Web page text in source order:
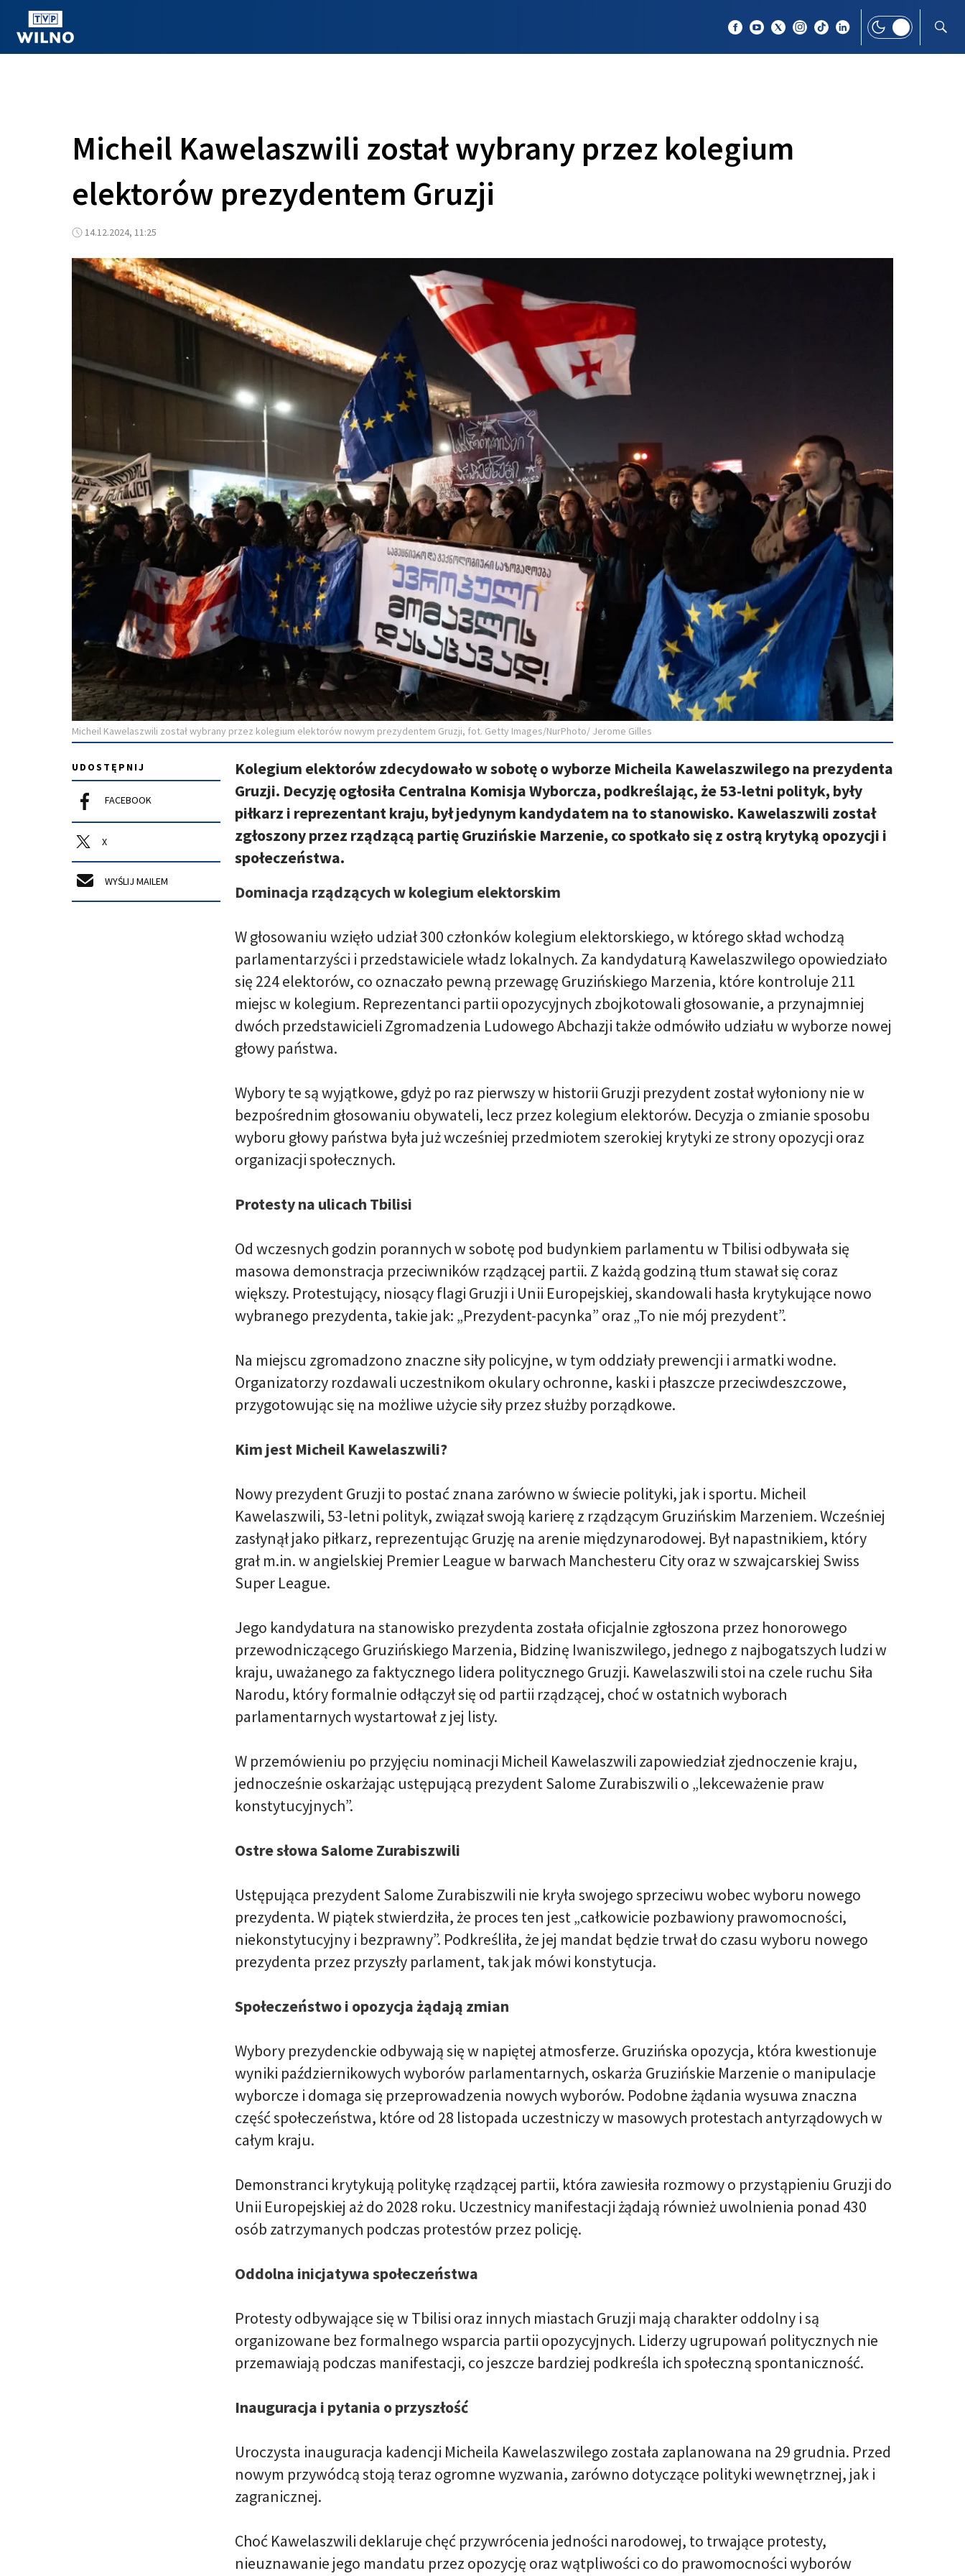
Micheil Kawelaszwili został wybrany przez kolegium
elektorów prezydentem Gruzji
14.12.2024, 11:25
Micheil Kawelaszwili został wybrany przez kolegium elektorów nowym prezydentem Gruzji, fot. Getty Images/NurPhoto/ Jerome Gilles
UDOSTĘPNIJ
FACEBOOK
X
WYŚLIJ MAILEM
Kolegium elektorów zdecydowało w sobotę o wyborze Micheila Kawelaszwilego na prezydenta
Gruzji. Decyzję ogłosiła Centralna Komisja Wyborcza, podkreślając, że 53-letni polityk, były
piłkarz i reprezentant kraju, był jedynym kandydatem na to stanowisko. Kawelaszwili został
zgłoszony przez rządzącą partię Gruzińskie Marzenie, co spotkało się z ostrą krytyką opozycji i
społeczeństwa.
Dominacja rządzących w kolegium elektorskim
W głosowaniu wzięło udział 300 członków kolegium elektorskiego, w którego skład wchodzą
parlamentarzyści i przedstawiciele władz lokalnych. Za kandydaturą Kawelaszwilego opowiedziało
się 224 elektorów, co oznaczało pewną przewagę Gruzińskiego Marzenia, które kontroluje 211
miejsc w kolegium. Reprezentanci partii opozycyjnych zbojkotowali głosowanie, a przynajmniej
dwóch przedstawicieli Zgromadzenia Ludowego Abchazji także odmówiło udziału w wyborze nowej
głowy państwa.
Wybory te są wyjątkowe, gdyż po raz pierwszy w historii Gruzji prezydent został wyłoniony nie w
bezpośrednim głosowaniu obywateli, lecz przez kolegium elektorów. Decyzja o zmianie sposobu
wyboru głowy państwa była już wcześniej przedmiotem szerokiej krytyki ze strony opozycji oraz
organizacji społecznych.
Protesty na ulicach Tbilisi
Od wczesnych godzin porannych w sobotę pod budynkiem parlamentu w Tbilisi odbywała się
masowa demonstracja przeciwników rządzącej partii. Z każdą godziną tłum stawał się coraz
większy. Protestujący, niosący flagi Gruzji i Unii Europejskiej, skandowali hasła krytykujące nowo
wybranego prezydenta, takie jak: „Prezydent-pacynka” oraz „To nie mój prezydent”.
Na miejscu zgromadzono znaczne siły policyjne, w tym oddziały prewencji i armatki wodne.
Organizatorzy rozdawali uczestnikom okulary ochronne, kaski i płaszcze przeciwdeszczowe,
przygotowując się na możliwe użycie siły przez służby porządkowe.
Kim jest Micheil Kawelaszwili?
Nowy prezydent Gruzji to postać znana zarówno w świecie polityki, jak i sportu. Micheil
Kawelaszwili, 53-letni polityk, związał swoją karierę z rządzącym Gruzińskim Marzeniem. Wcześniej
zasłynął jako piłkarz, reprezentując Gruzję na arenie międzynarodowej. Był napastnikiem, który
grał m.in. w angielskiej Premier League w barwach Manchesteru City oraz w szwajcarskiej Swiss
Super League.
Jego kandydatura na stanowisko prezydenta została oficjalnie zgłoszona przez honorowego
przewodniczącego Gruzińskiego Marzenia, Bidzinę Iwaniszwilego, jednego z najbogatszych ludzi w
kraju, uważanego za faktycznego lidera politycznego Gruzji. Kawelaszwili stoi na czele ruchu Siła
Narodu, który formalnie odłączył się od partii rządzącej, choć w ostatnich wyborach
parlamentarnych wystartował z jej listy.
W przemówieniu po przyjęciu nominacji Micheil Kawelaszwili zapowiedział zjednoczenie kraju,
jednocześnie oskarżając ustępującą prezydent Salome Zurabiszwili o „lekceważenie praw
konstytucyjnych”.
Ostre słowa Salome Zurabiszwili
Ustępująca prezydent Salome Zurabiszwili nie kryła swojego sprzeciwu wobec wyboru nowego
prezydenta. W piątek stwierdziła, że proces ten jest „całkowicie pozbawiony prawomocności,
niekonstytucyjny i bezprawny”. Podkreśliła, że jej mandat będzie trwał do czasu wyboru nowego
prezydenta przez przyszły parlament, tak jak mówi konstytucja.
Społeczeństwo i opozycja żądają zmian
Wybory prezydenckie odbywają się w napiętej atmosferze. Gruzińska opozycja, która kwestionuje
wyniki październikowych wyborów parlamentarnych, oskarża Gruzińskie Marzenie o manipulacje
wyborcze i domaga się przeprowadzenia nowych wyborów. Podobne żądania wysuwa znaczna
część społeczeństwa, które od 28 listopada uczestniczy w masowych protestach antyrządowych w
całym kraju.
Demonstranci krytykują politykę rządzącej partii, która zawiesiła rozmowy o przystąpieniu Gruzji do
Unii Europejskiej aż do 2028 roku. Uczestnicy manifestacji żądają również uwolnienia ponad 430
osób zatrzymanych podczas protestów przez policję.
Oddolna inicjatywa społeczeństwa
Protesty odbywające się w Tbilisi oraz innych miastach Gruzji mają charakter oddolny i są
organizowane bez formalnego wsparcia partii opozycyjnych. Liderzy ugrupowań politycznych nie
przemawiają podczas manifestacji, co jeszcze bardziej podkreśla ich społeczną spontaniczność.
Inauguracja i pytania o przyszłość
Uroczysta inauguracja kadencji Micheila Kawelaszwilego została zaplanowana na 29 grudnia. Przed
nowym przywódcą stoją teraz ogromne wyzwania, zarówno dotyczące polityki wewnętrznej, jak i
zagranicznej.
Choć Kawelaszwili deklaruje chęć przywrócenia jedności narodowej, to trwające protesty,
nieuznawanie jego mandatu przez opozycję oraz wątpliwości co do prawomocności wyborów